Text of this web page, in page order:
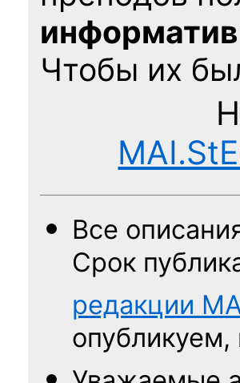
Чтобы их
Все
Срок
редакции